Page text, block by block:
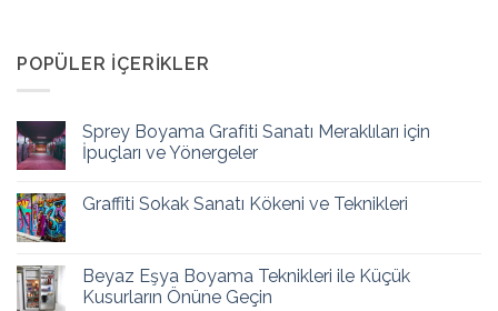
POPÜLER İÇERIKLER
Sprey Boyama Grafiti Sanatı Meraklıları için
İpuçları ve Yönergeler
Graffiti Sokak Sanatı Kökeni ve Teknikleri
Beyaz Eşya Boyama Teknikleri ile Küçük
Kusurların Önüne Geçin